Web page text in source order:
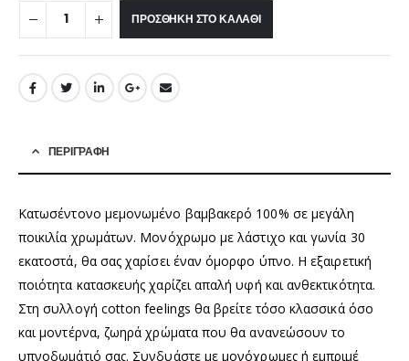
ΠΡΟΣΘΉΚΗ ΣΤΟ ΚΑΛΆΘΙ
ΠΕΡΙΓΡΑΦΉ
Κατωσέντονο μεμονωμένο βαμβακερό 100% σε μεγάλη
ποικιλία χρωμάτων. Μονόχρωμο με λάστιχο και γωνία 30
εκατοστά, θα σας χαρίσει έναν όμορφο ύπνο. Η εξαιρετική
ποιότητα κατασκευής χαρίζει απαλή υφή και ανθεκτικότητα.
Στη συλλογή cotton feelings θα βρείτε τόσο κλασσικά όσο
και μοντέρνα, ζωηρά χρώματα που θα ανανεώσουν το
υπνοδωμάτιό σας. Συνδυάστε με μονόχρωμες ή εμπριμέ